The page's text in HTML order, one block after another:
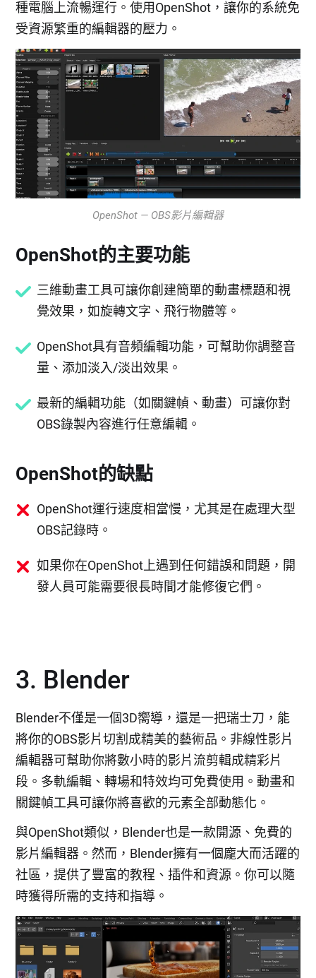
種電腦上流暢運行。使用OpenShot，讓你的系統免
受資源繁重的編輯器的壓力。
OpenShot — OBS影片編輯器
OpenShot的主要功能
三維動畫工具可讓你創建簡單的動畫標題和視
覺效果，如旋轉文字、飛行物體等。
OpenShot具有音頻編輯功能，可幫助你調整音
量、添加淡入/淡出效果。
最新的編輯功能（如關鍵幀、動畫）可讓你對
OBS錄製內容進行任意編輯。
OpenShot的缺點
OpenShot運行速度相當慢，尤其是在處理大型
OBS記錄時。
如果你在OpenShot上遇到任何錯誤和問題，開
發人員可能需要很長時間才能修復它們。
3. Blender
Blender不僅是一個3D嚮導，還是一把瑞士刀，能
將你的OBS影片切割成精美的藝術品。非線性影片
編輯器可幫助你將數小時的影片流剪輯成精彩片
段。多軌編輯、轉場和特效均可免費使用。動畫和
關鍵幀工具可讓你將喜歡的元素全部動態化。
與OpenShot類似，Blender也是一款開源、免費的
影片編輯器。然而，Blender擁有一個龐大而活躍的
社區，提供了豐富的教程、插件和資源。你可以隨
時獲得所需的支持和指導。